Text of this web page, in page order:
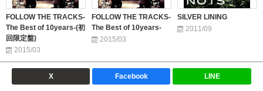
FOLLOW THE TRACKS-
The Best of 10years-(初
回限定盤)
2015/03
FOLLOW THE TRACKS-
The Best of 10years-
2015/03
SILVER LINING
2011/09
X Facebook LINE